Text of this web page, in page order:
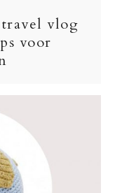
vlog
voor